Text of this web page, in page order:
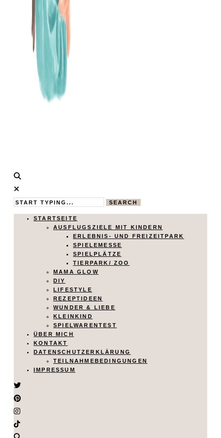
Calistas
Traum
MAMABLOG
SEARCH
STARTSEITE
AUSFLUGSZIELE MIT KINDERN
ERLEBNIS- UND FREIZEITPARK
SPIELEMESSE
SPIELPLÄTZE
TIERPARK/ ZOO
MAMA GLOW
DIY
LIFESTYLE
REZEPTIDEEN
WUNDER & LIEBE
KLEINKIND
SPIELWARENTEST
ÜBER MICH
KONTAKT
DATENSCHUTZERKLÄRUNG
TEILNAHMEBEDINGUNGEN
IMPRESSUM